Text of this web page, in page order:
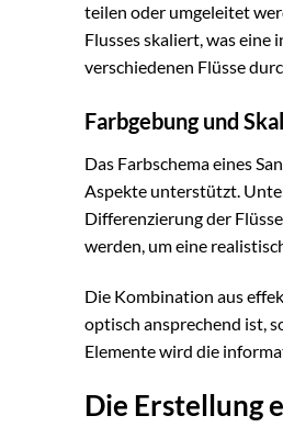
teilen oder umgeleitet
Flusses skaliert, was
verschiedenen Flüsse
Farbgebung und
Das Farbschema eines
Aspekte unterstützt.
Differenzierung der
werden, um eine
Die Kombination aus
optisch ansprechend ist,
Elemente wird die
Die Erstellung